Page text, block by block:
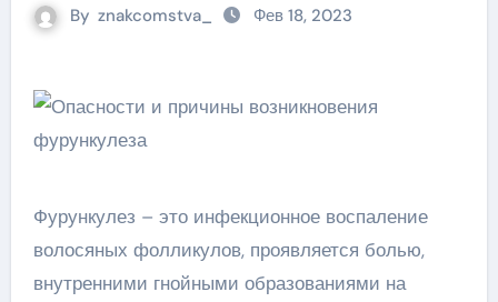
By znakcomstva_ Фев 18, 2023
Фурункулез – это инфекционное воспаление
волосяных фолликулов, проявляется болью,
внутренними гнойными образованиями на